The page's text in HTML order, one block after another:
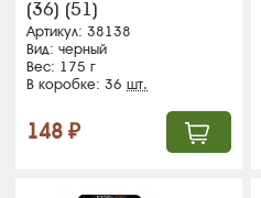
(36) (51)
Артикул: 38138
Вид: черный
Вес: 175 г
В коробке: 36шт.
148 ₽